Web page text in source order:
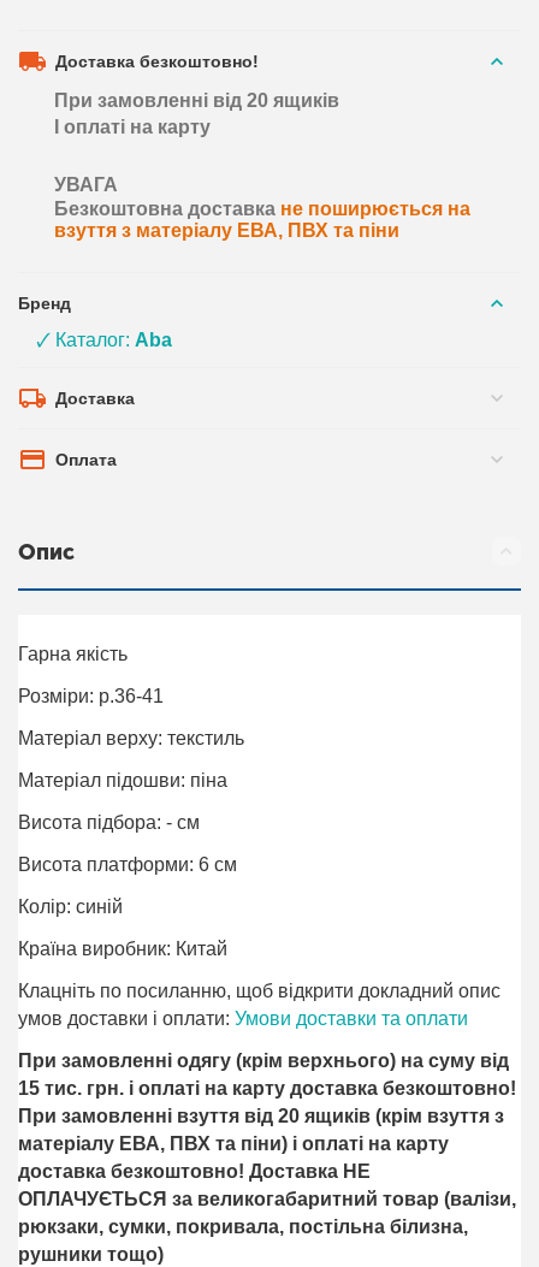
Доставка безкоштовно!
При замовленні від 20 ящиків
І оплаті на карту
УВАГА
Безкоштовна доставка не поширюється на
взуття з матеріалу ЕВА, ПВХ та піни
Бренд
🗸 Каталог:Aba
Доставка
Оплата
Опис
Гарна якість
Розміри: р.36-41
Матеріал верху: текстиль
Матеріал підошви: піна
Висота підбора: - см
Висота платформи: 6 см
Колір: синій
Країна виробник: Китай
Клацніть по посиланню, щоб відкрити докладний опис
умов доставки і оплати:Умови доставки та оплати
При замовленні одягу (крім верхнього) на суму від
15 тис. грн. і оплаті на карту доставка безкоштовно!
При замовленні взуття від 20 ящиків (крім взуття з
матеріалу ЕВА, ПВХ та піни) і оплаті на карту
доставка безкоштовно! Доставка НЕ ​​
ОПЛАЧУЄТЬСЯ за великогабаритний товар (валізи,
рюкзаки, сумки, покривала, постільна білизна,
рушники тощо)